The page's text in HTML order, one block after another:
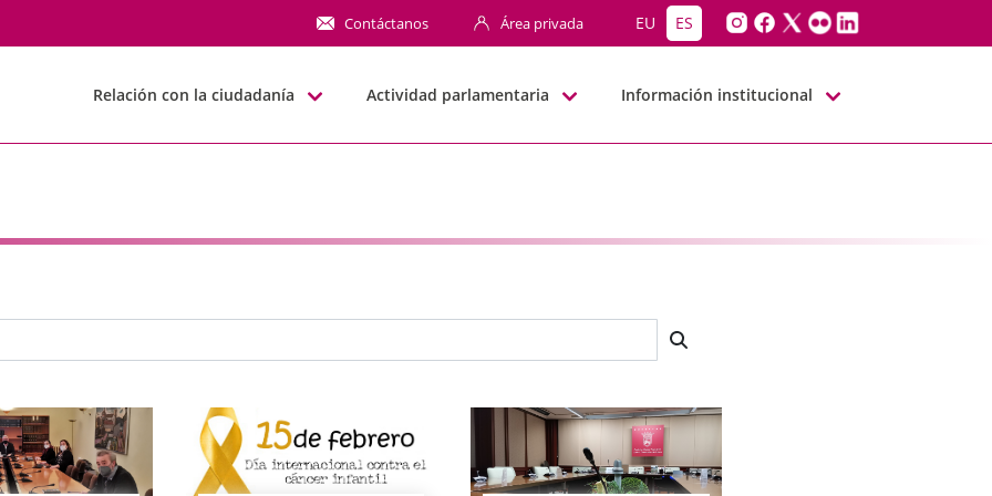
Contáctanos Área privada EU ES
Relación con la ciudadanía Actividad parlamentaria Información institucional
búsqueda